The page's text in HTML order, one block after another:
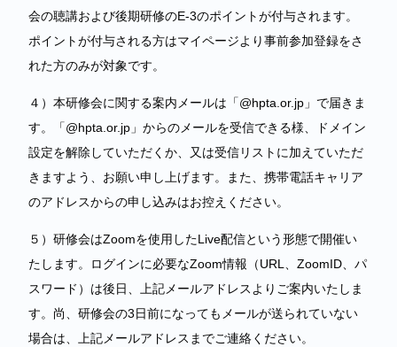
会の聴講および後期研修のE-3のポイントが付与されます。
ポイントが付与される方はマイページより事前参加登録をさ
れた方のみが対象です。
４）本研修会に関する案内メールは「@hpta.or.jp」で届きま
す。「@hpta.or.jp」からのメールを受信できる様、ドメイン
設定を解除していただくか、又は受信リストに加えていただ
きますよう、お願い申し上げます。また、携帯電話キャリア
のアドレスからの申し込みはお控えください。
５）研修会はZoomを使用したLive配信という形態で開催い
たします。ログインに必要なZoom情報（URL、ZoomID、パ
スワード）は後日、上記メールアドレスよりご案内いたしま
す。尚、研修会の3日前になってもメールが送られていない
場合は、上記メールアドレスまでご連絡ください。